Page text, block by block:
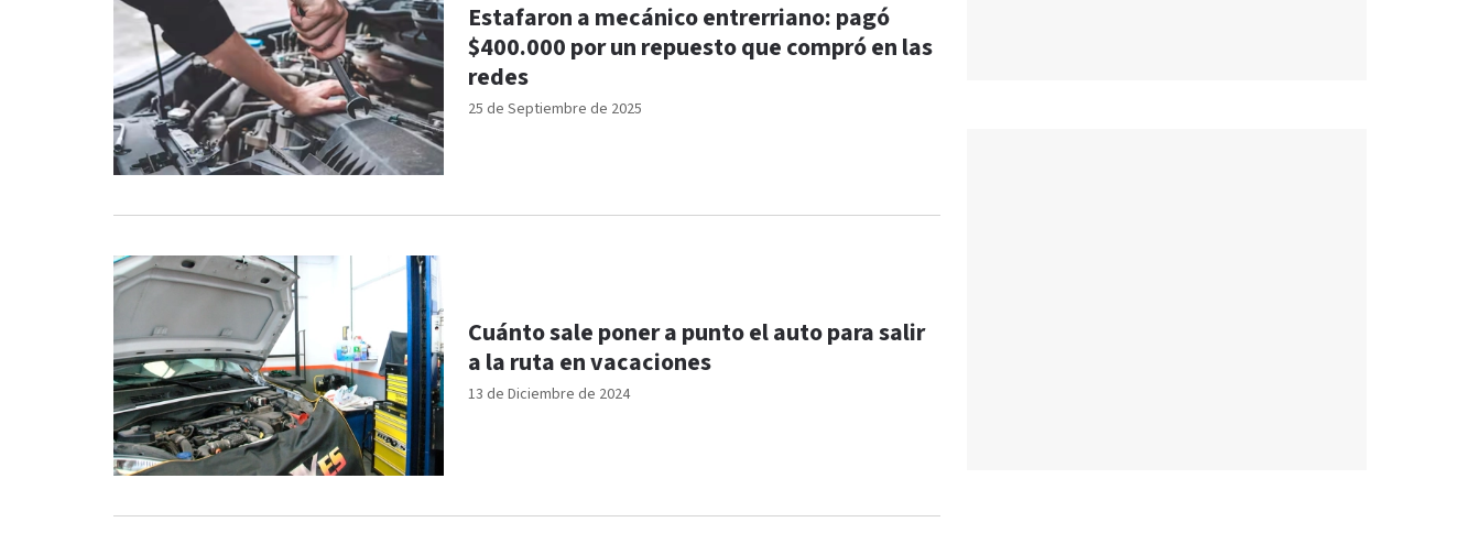
25 de Septiembre de 2025
Estafaron a mecánico entrerriano: pagó
$400.000 por un repuesto que compró en las
redes
13 de Diciembre de 2024
Cuánto sale poner a punto el auto para salir
a la ruta en vacaciones